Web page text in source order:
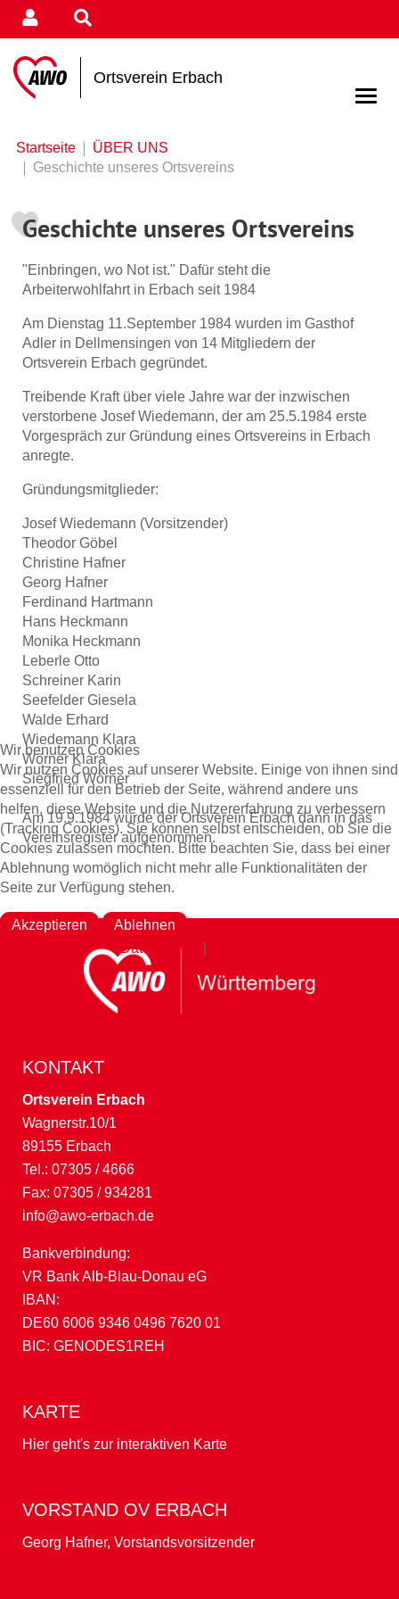
Ortsverein Erbach
Startseite
ÜBER UNS
Geschichte unseres Ortsvereins
Geschichte unseres Ortsvereins
"Einbringen, wo Not ist." Dafür steht die
Arbeiterwohlfahrt in Erbach seit 1984
Am Dienstag 11.September 1984 wurden im Gasthof
Adler in Dellmensingen von 14 Mitgliedern der
Ortsverein Erbach gegründet.
Treibende Kraft über viele Jahre war der inzwischen
verstorbene Josef Wiedemann, der am 25.5.1984 erste
Vorgespräch zur Gründung eines Ortsvereins in Erbach
anregte.
Gründungsmitglieder:
Josef Wiedemann (Vorsitzender)
Theodor Göbel
Christine Hafner
Georg Hafner
Ferdinand Hartmann
Hans Heckmann
Monika Heckmann
Leberle Otto
Schreiner Karin
Seefelder Giesela
Walde Erhard
Wiedemann Klara
Wörner Klara
Siegfried Wörner
Am 19.9.1984 wurde der Ortsverein Erbach dann in das
Vereinsregister aufgenommen.
VORSTAND OV ERBACH
Georg Hafner, Vorstandsvorsitzender
KONTAKT
Ortsverein Erbach
Wagnerstr.10/1
89155 Erbach
Tel.: 07305 / 4666
Fax: 07305 / 934281
info@awo-erbach.de
Bankverbindung:
VR Bank Alb-Blau-Donau eG
IBAN:
DE60 6006 9346 0496 7620 01
BIC: GENODES1REH
KARTE
Hier geht's zur interaktiven Karte
Wir benutzen Cookies
Wir nutzen Cookies auf unserer Website. Einige von ihnen sind
essenziell für den Betrieb der Seite, während andere uns
helfen, diese Website und die Nutzererfahrung zu verbessern
(Tracking Cookies). Sie können selbst entscheiden, ob Sie die
Cookies zulassen möchten. Bitte beachten Sie, dass bei einer
Ablehnung womöglich nicht mehr alle Funktionalitäten der
Seite zur Verfügung stehen.
Akzeptieren
Ablehnen
Datenschutz